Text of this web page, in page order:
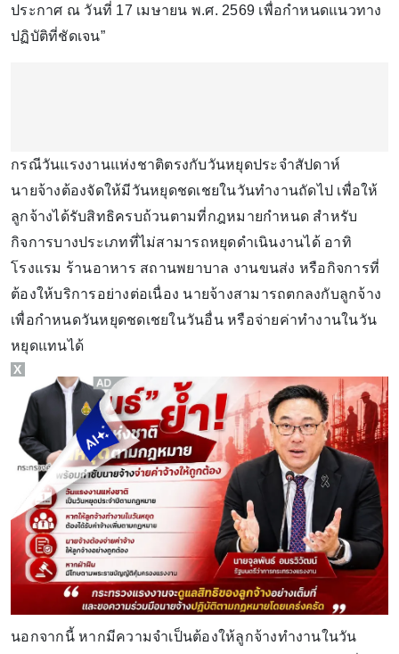
ประกาศ ณ วันที่ 17 เมษายน พ.ศ. 2569 เพื่อกำหนดแนวทาง
ปฏิบัติที่ชัดเจน”
กรณีวันแรงงานแห่งชาติตรงกับวันหยุดประจำสัปดาห์
นายจ้างต้องจัดให้มีวันหยุดชดเชยในวันทำงานถัดไป เพื่อให้
ลูกจ้างได้รับสิทธิครบถ้วนตามที่กฎหมายกำหนด สำหรับ
กิจการบางประเภทที่ไม่สามารถหยุดดำเนินงานได้ อาทิ
โรงแรม ร้านอาหาร สถานพยาบาล งานขนส่ง หรือกิจการที่
ต้องให้บริการอย่างต่อเนื่อง นายจ้างสามารถตกลงกับลูกจ้าง
เพื่อกำหนดวันหยุดชดเชยในวันอื่น หรือจ่ายค่าทำงานในวัน
หยุดแทนได้
นอกจากนี้ หากมีความจำเป็นต้องให้ลูกจ้างทำงานในวัน
X